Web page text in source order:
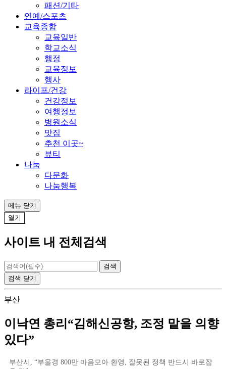
패션/기타
연예/스포츠
교육종합
교육일반
학교소식
행정
교육정보
행사
라이프/건강
건강정보
여행정보
병원소식
맛집
추천 이곳~
뷰티
나눔
다문화
나눔행복
메뉴 닫기
열기
사이트 내 전체검색
검색 닫기
부산
이낙연 총리“김해신공항, 조정 맡을 의향
있다”
부산시, “부울경 800만 마음모아 환영, 잘못된 정책 반드시 바로잡